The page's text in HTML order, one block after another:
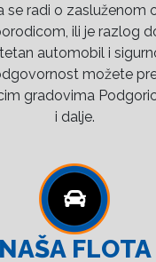
se radi o zasluženom
ili je razlog
automobil i
možete
gradovima
i dalje.
NAŠA FLOTA